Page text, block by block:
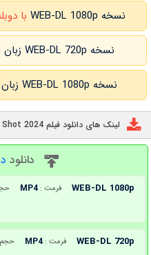
نسخه WEB-DL 1080p با
نسخه WEB-DL 720p زبان اصلی
نسخه WEB-DL 1080p زبان اصلی
لینک های دانلود فیلم One More Shot 2024
دانلود
WEB-DL 1080p فرمت : MP4
WEB-DL 720p فرمت : MP4